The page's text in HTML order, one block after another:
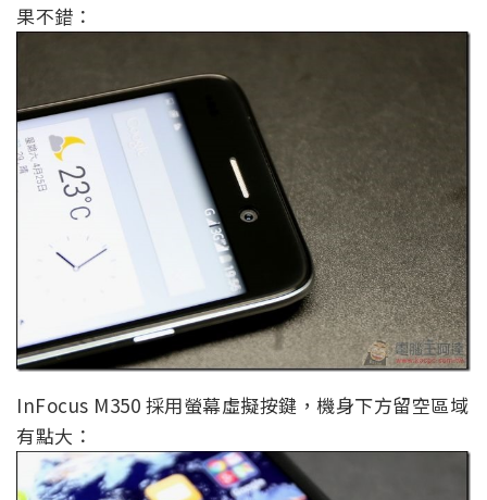
果不錯：
InFocus M350 採用螢幕虛擬按鍵，機身下方留空區域
有點大：